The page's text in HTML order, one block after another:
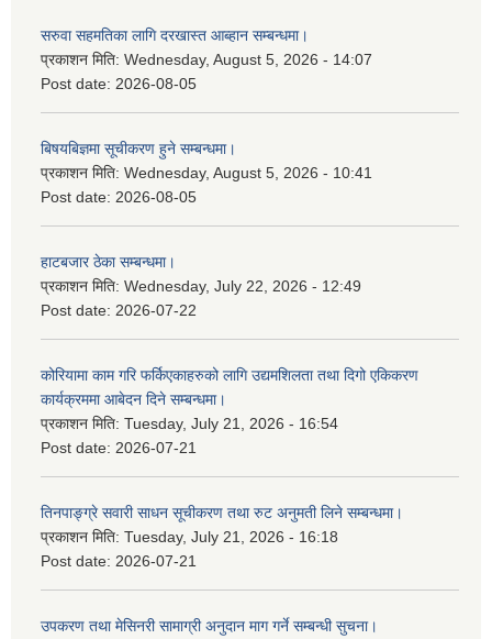
सरुवा सहमतिका लागि दरखास्त आब्हान सम्बन्धमा।
प्रकाशन मिति: Wednesday, August 5, 2026 - 14:07
Post date: 2026-08-05
बिषयबिज्ञमा सूचीकरण हुने सम्बन्धमा।
प्रकाशन मिति: Wednesday, August 5, 2026 - 10:41
Post date: 2026-08-05
हाटबजार ठेका सम्बन्धमा।
प्रकाशन मिति: Wednesday, July 22, 2026 - 12:49
Post date: 2026-07-22
कोरियामा काम गरि फर्किएकाहरुको लागि उद्यमशिलता तथा दिगो एकिकरण
कार्यक्रममा आबेदन दिने सम्बन्धमा।
प्रकाशन मिति: Tuesday, July 21, 2026 - 16:54
Post date: 2026-07-21
तिनपाङ्ग्रे सवारी साधन सूचीकरण तथा रुट अनुमती लिने सम्बन्धमा।
प्रकाशन मिति: Tuesday, July 21, 2026 - 16:18
Post date: 2026-07-21
उपकरण तथा मेसिनरी सामाग्री अनुदान माग गर्ने सम्बन्धी सुचना।